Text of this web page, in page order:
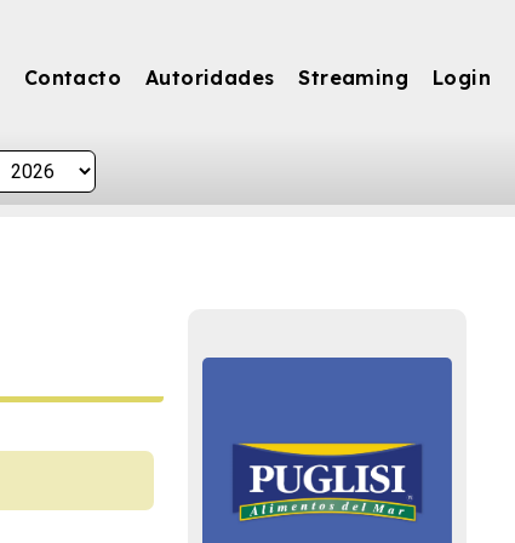
Contacto Autoridades Streaming Login